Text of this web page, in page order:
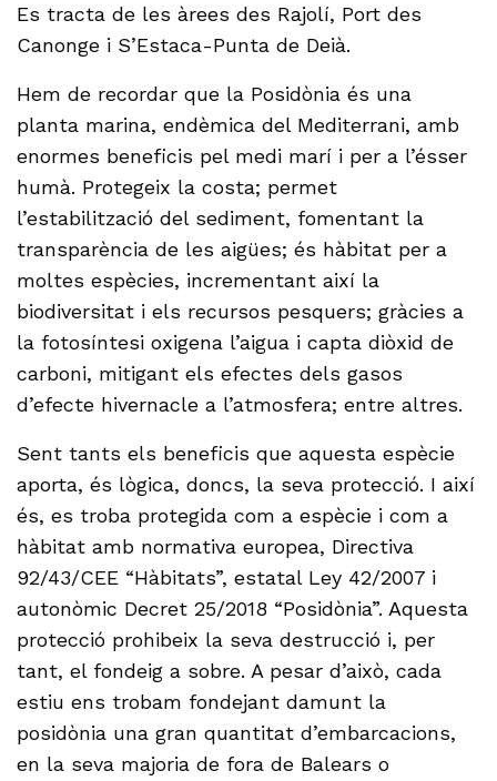
Es tracta de les àrees des Rajolí, Port des
Canonge i S’Estaca-Punta de Deià.
Hem de recordar que la Posidònia és una
planta marina, endèmica del Mediterrani, amb
enormes beneficis pel medi marí i per a l’ésser
humà. Protegeix la costa; permet
l’estabilització del sediment, fomentant la
transparència de les aigües; és hàbitat per a
moltes espècies, incrementant així la
biodiversitat i els recursos pesquers; gràcies a
la fotosíntesi oxigena l’aigua i capta diòxid de
carboni, mitigant els efectes dels gasos
d’efecte hivernacle a l’atmosfera; entre altres.
Sent tants els beneficis que aquesta espècie
aporta, és lògica, doncs, la seva protecció. I així
és, es troba protegida com a espècie i com a
hàbitat amb normativa europea, Directiva
92/43/CEE “Hàbitats”, estatal Ley 42/2007 i
autonòmic Decret 25/2018 “Posidònia”. Aquesta
protecció prohibeix la seva destrucció i, per
tant, el fondeig a sobre. A pesar d’això, cada
estiu ens trobam fondejant damunt la
posidònia una gran quantitat d’embarcacions,
en la seva majoria de fora de Balears o